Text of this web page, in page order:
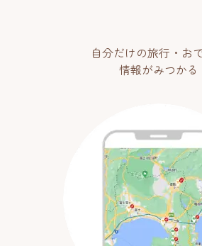
自分だけの旅行・お
情報がみつかる